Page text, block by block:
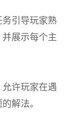
引导玩家熟
展示每个主
许玩家在遇
解法。